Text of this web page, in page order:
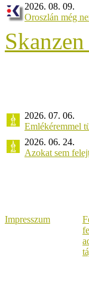
2026. 08. 09.
Oroszlán még
2026. 07. 06.
Emlékéremmel
2026. 06. 24.
Azokat sem
Impresszum